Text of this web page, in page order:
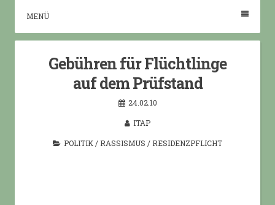
MENÜ
Gebühren für Flüchtlinge
auf dem Prüfstand
24.02.10
ITAP
POLITIK / RASSISMUS / RESIDENZPFLICHT